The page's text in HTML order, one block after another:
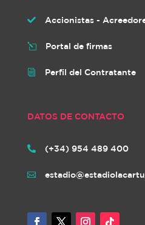
 Accionistas -
l Portal de firmas
i Perfil del Contratante
DATOS DE CONTACTO
 (+34) 954 489 400
